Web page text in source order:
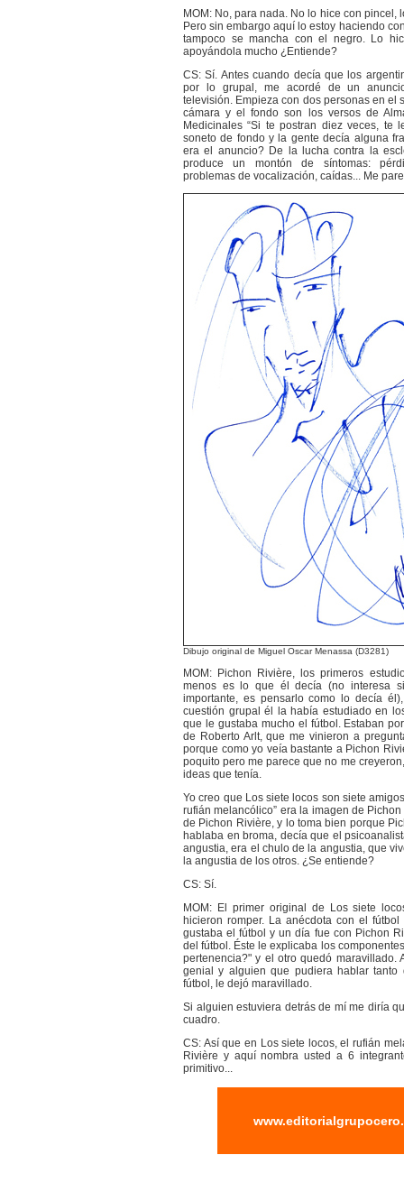
MOM: No, para nada. No lo hice con pincel,
Pero sin embargo aquí lo estoy haciendo
tampoco se mancha con el negro. Lo
apoyándola mucho ¿Entiende?
CS: Sí. Antes cuando decía que los
por lo grupal, me acordé de un
televisión. Empieza con dos personas en el
cámara y el fondo son los versos de
Medicinales “Si te postran diez veces, te
soneto de fondo y la gente decía alguna
era el anuncio? De la lucha contra la
produce un montón de síntomas:
problemas de vocalización, caídas... Me
Dibujo original de Miguel Oscar Menassa (D3281)
MOM: Pichon Rivière, los primeros
menos es lo que él decía (no interesa
importante, es pensarlo como lo decía
cuestión grupal él la había estudiado en
que le gustaba mucho el fútbol. Estaban
de Roberto Arlt, que me vinieron a
porque como yo veía bastante a Pichon
poquito pero me parece que no me
ideas que tenía.
Yo creo que Los siete locos son siete
rufián melancólico” era la imagen de
de Pichon Rivière, y lo toma bien porque
hablaba en broma, decía que el
angustia, era el chulo de la angustia, que
la angustia de los otros. ¿Se entiende?
CS: Sí.
MOM: El primer original de Los siete
hicieron romper. La anécdota con el
gustaba el fútbol y un día fue con Pichon
del fútbol. Éste le explicaba los
pertenencia?" y el otro quedó maravillado.
genial y alguien que pudiera hablar tanto
fútbol, le dejó maravillado.
Si alguien estuviera detrás de mí me diría
cuadro.
CS: Así que en Los siete locos, el rufián
Rivière y aquí nombra usted a 6
primitivo...